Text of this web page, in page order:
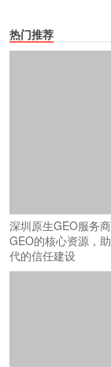
热门推荐